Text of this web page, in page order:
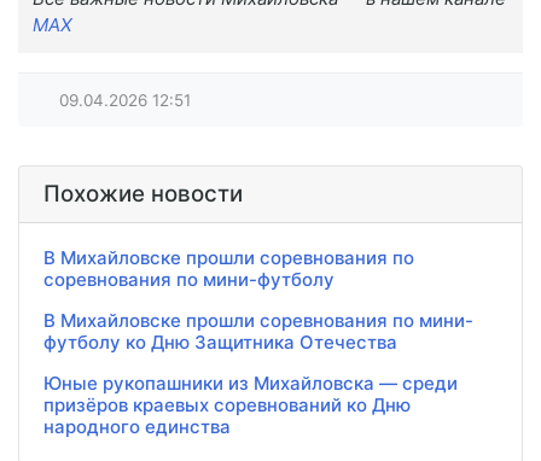
MAX
09.04.2026 12:51
Похожие новости
В Михайловске прошли соревнования по
соревнования по мини-футболу
В Михайловске прошли соревнования по мини-
футболу ко Дню Защитника Отечества
Юные рукопашники из Михайловска — среди
призёров краевых соревнований ко Дню
народного единства